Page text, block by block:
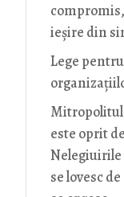
ieșire din
Lege
este oprit
se lovesc